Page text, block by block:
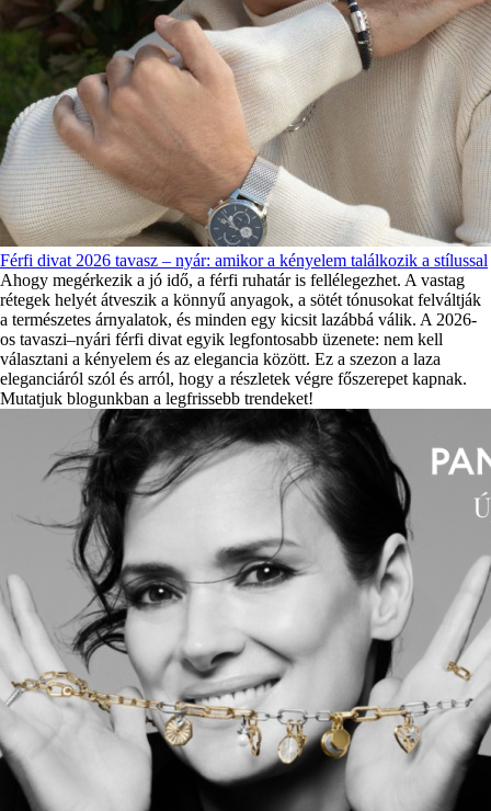
Férfi divat 2026 tavasz – nyár: amikor a kényelem találkozik a stílussal
Ahogy megérkezik a jó idő, a férfi ruhatár is fellélegezhet. A vastag
rétegek helyét átveszik a könnyű anyagok, a sötét tónusokat felváltják
a természetes árnyalatok, és minden egy kicsit lazábbá válik. A 2026-
os tavaszi–nyári férfi divat egyik legfontosabb üzenete: nem kell
választani a kényelem és az elegancia között. Ez a szezon a laza
eleganciáról szól és arról, hogy a részletek végre főszerepet kapnak.
Mutatjuk blogunkban a legfrissebb trendeket!